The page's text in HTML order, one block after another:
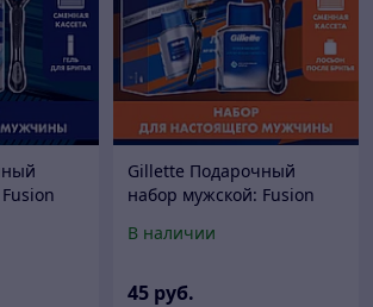
для
Gillette Подарочный
набор мужской: Fusion
кассетой + Лосьон после
В наличии
45 руб.